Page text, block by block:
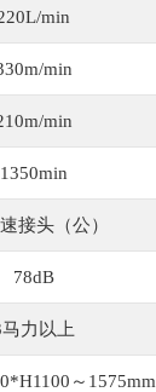
min
min
min
1350min
接头（公）
78dB
力以上
～1575mm